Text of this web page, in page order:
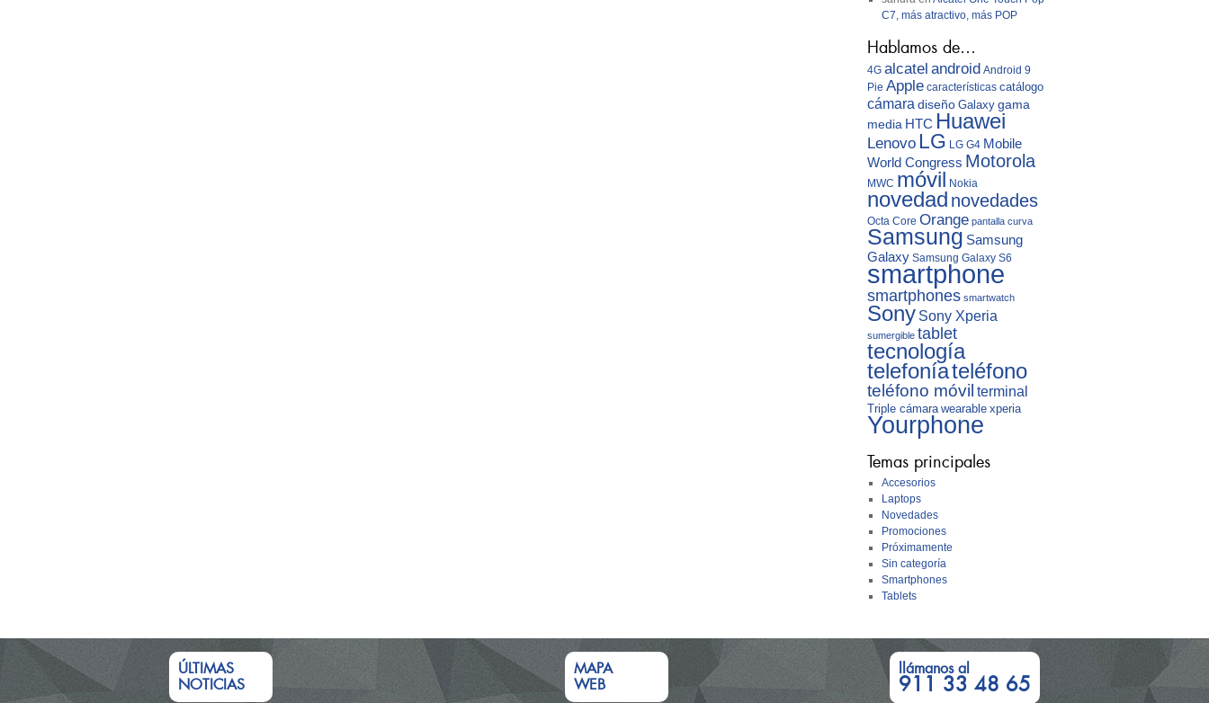
C7, más atractivo, más POP
Hablamos de…
4G alcatel android Android 9
Pie Apple características catálogo
cámara diseño Galaxy gama
media HTC Huawei
Lenovo LG LG G4 Mobile
World Congress Motorola
MWC móvil Nokia
novedad novedades
Octa Core Orange pantalla curva
Samsung Samsung
Galaxy Samsung Galaxy S6
smartphone
smartphones smartwatch
Sony Sony Xperia
sumergible tablet
tecnología
telefoníateléfono
teléfono móvil terminal
Triple cámara wearable xperia
Yourphone
Temas principales
Accesorios
Laptops
Novedades
Promociones
Próximamente
Sin categoría
Smartphones
Tablets
ÚLTIMAS
NOTICIAS
MAPA
WEB
llámanos al
911 33 48 65